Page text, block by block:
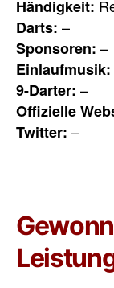
Händigkeit:
Darts: –
Sponsoren: –
Einlaufmusik:
9-Darter: –
Offizielle
Twitter: –